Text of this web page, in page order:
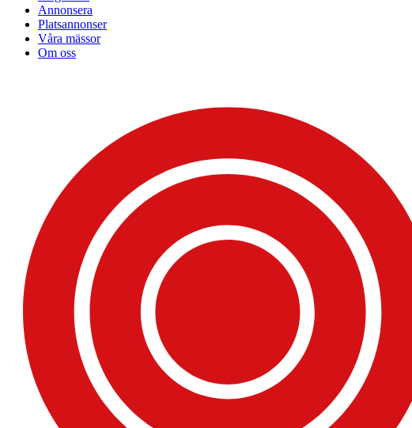
Annonsera
Platsannonser
Våra mässor
Om oss